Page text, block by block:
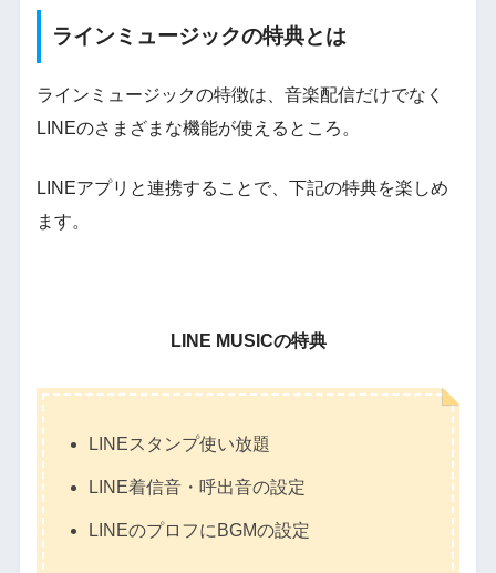
ラインミュージックの特典とは
ラインミュージックの特徴は、音楽配信だけでなく
LINEのさまざまな機能が使えるところ。
LINEアプリと連携することで、下記の特典を楽しめ
ます。
LINE MUSICの特典
LINEスタンプ使い放題
LINE着信音・呼出音の設定
LINEのプロフにBGMの設定